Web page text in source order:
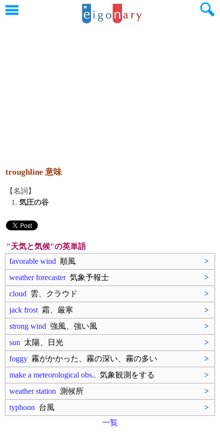
troughline 意味
【名詞】
1. 気圧の谷
"天気と気候"の英単語
favorable wind 順風
>
weather forecaster気象予報士
>
cloud 雲、クラウド
>
jack frost 霜、厳寒
>
strong wind 強風、強い風
>
sun 太陽、日光
>
foggy 霧がかかった、霧の深い、霧の多い
>
make a meteorological obs.. 気象観測をする
>
weather station 測候所
>
typhoon 台風
>
一覧